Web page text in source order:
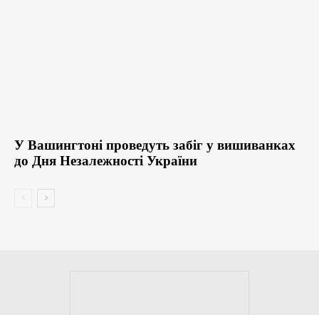
У Вашингтоні проведуть забіг у вишиванках
до Дня Незалежності України